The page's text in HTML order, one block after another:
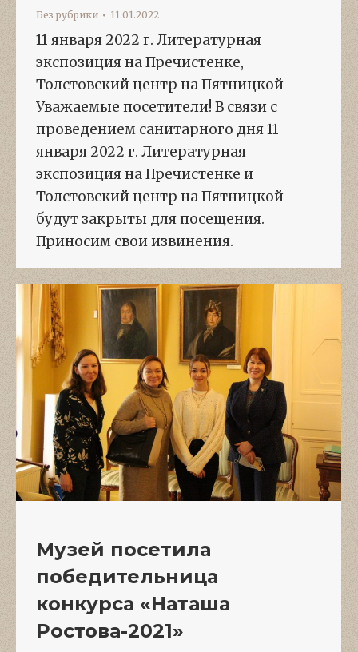
Без рубрики 11.01.2022
11 января 2022 г. Литературная
экспозиция на Пречистенке,
Толстовский центр на Пятницкой
Уважаемые посетители! В связи с
проведением санитарного дня 11
января 2022 г. Литературная
экспозиция на Пречистенке и
Толстовский центр на Пятницкой
будут закрыты для посещения.
Приносим свои извинения.
Музей посетила
победительница
конкурса «Наташа
Ростова-2021»